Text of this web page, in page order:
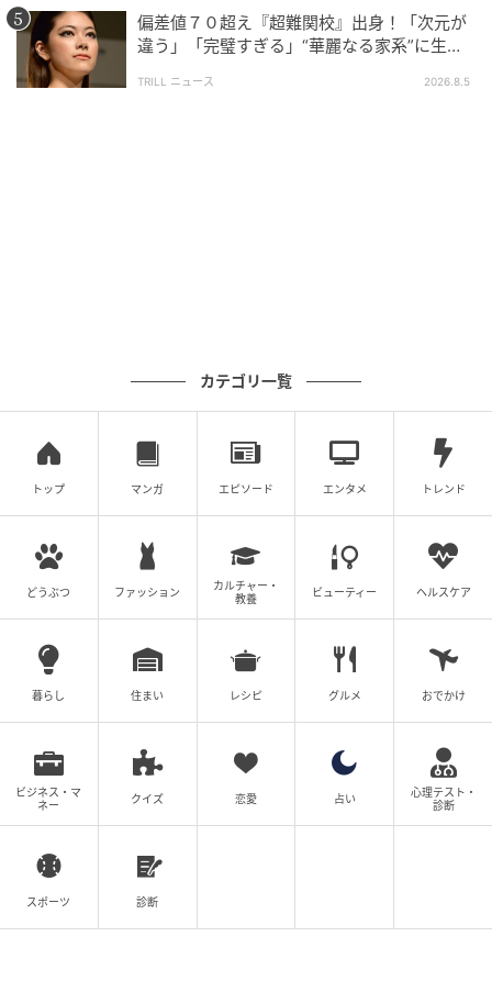
ウーマンエキサイト
ウーマンエキサイト
偏差値７０超え『超難関校』出身！「次元が
違う」「完璧すぎる」“華麗なる家系”に生ま
TRILL ニュース 2026.8.5
カテゴリ一覧
トップ マンガ エピソード エンタメ トレンド
どうぶつ ファッション
カルチャー・
教養
ビューティー ヘルスケア
暮らし 住まい レシピ グルメ おでかけ
ビジネス・マ
ネー
クイズ 恋愛 占い
心理テスト・
診断
スポーツ 診断